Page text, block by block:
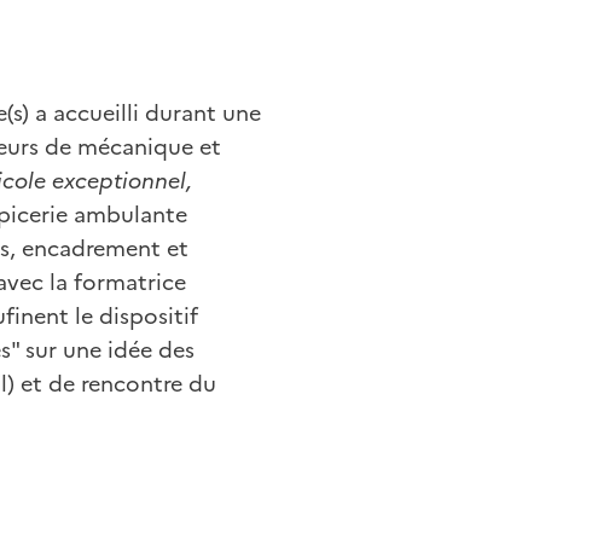
a accueilli durant une
de mécanique et
exceptionnel,
ambulante
encadrement et
la formatrice
le dispositif
sur une idée des
et de rencontre du